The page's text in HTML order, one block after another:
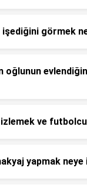
işediğini görmek
oğlunun
izlemek ve
yapmak